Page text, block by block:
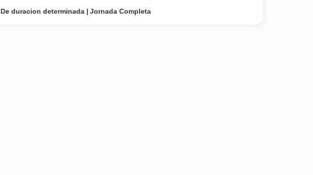
De duracion determinada
Jornada Completa